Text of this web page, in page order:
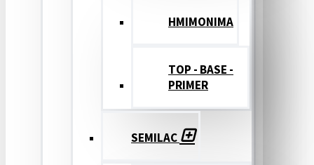
HMIMONIMA
TOP - BASE -
PRIMER
SEMILAC